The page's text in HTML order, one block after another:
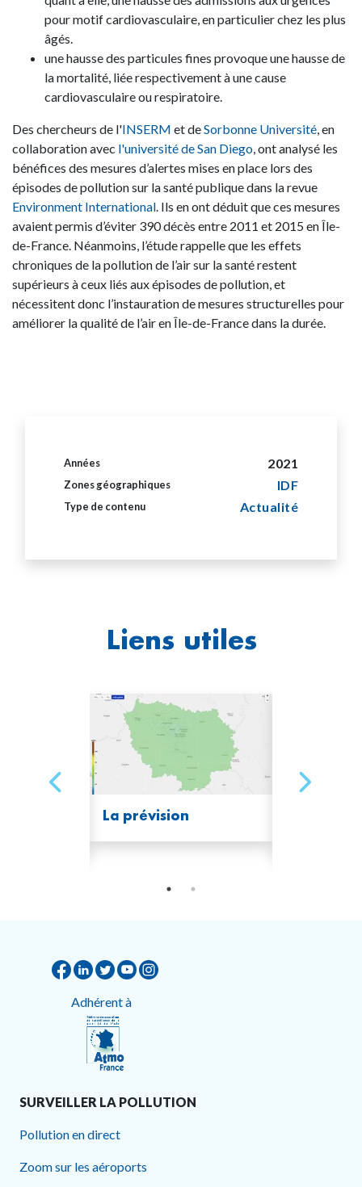
pour motif cardiovasculaire, en particulier chez les plus
âgés.
une hausse des particules fines provoque une hausse de
la mortalité, liée respectivement à une cause
cardiovasculaire ou respiratoire.
Des chercheurs de l'INSERM et deSorbonne Université, en
collaboration avec l'université de San Diego, ont analysé les
bénéfices des mesures d’alertes mises en place lors des
épisodes de pollution sur la santé publique dans la revue
Environment International. Ils en ont déduit que ces mesures
avaient permis d’éviter 390 décès entre 2011 et 2015 en Île-
de-France. Néanmoins, l’étude rappelle que les effets
chroniques de la pollution de l’air sur la santé restent
supérieurs à ceux liés aux épisodes de pollution, et
nécessitent donc l’instauration de mesures structurelles pour
améliorer la qualité de l’air en Île-de-France dans la durée.
Années 2021
Zones géographiques IDF
Type de contenu Actualité
Liens utiles
La prévision
Adhérent à
SURVEILLER LA POLLUTION
Pollution en direct
Zoom sur les aéroports